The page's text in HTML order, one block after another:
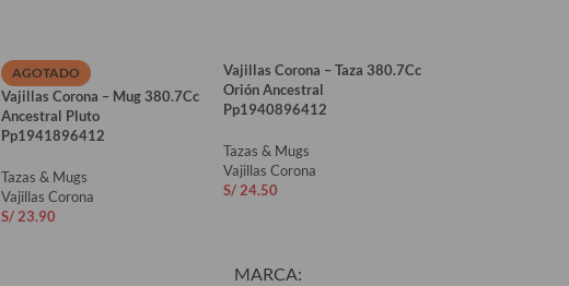
AGOTADO
Vajillas Corona – Mug 380.7Cc
Ancestral Pluto
Pp1941896412
Tazas & Mugs
Vajillas Corona
S/23.90
Vajillas Corona – Taza 380.7Cc
Orión Ancestral
Pp1940896412
Tazas & Mugs
Vajillas Corona
S/ 24.50
MARCA